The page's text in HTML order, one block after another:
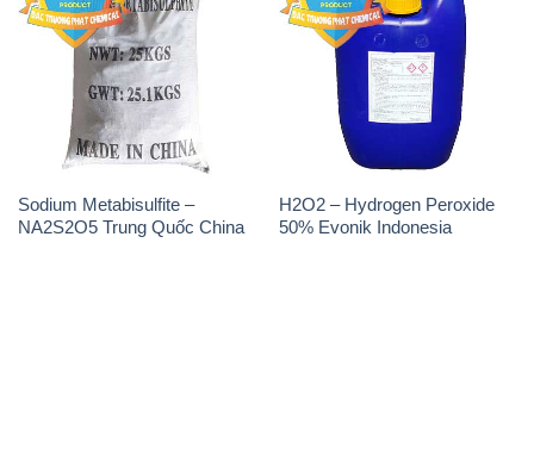
Sodium Metabisulfite –
NA2S2O5 Trung Quốc China
H2O2 – Hydrogen Peroxide
50% Evonik Indonesia